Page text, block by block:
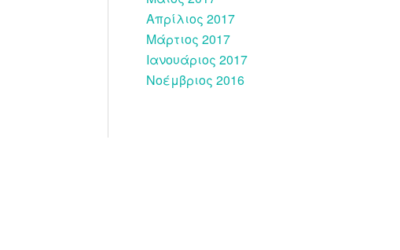
Απρίλιος 2017
Μάρτιος 2017
Ιανουάριος 2017
Νοέμβριος 2016